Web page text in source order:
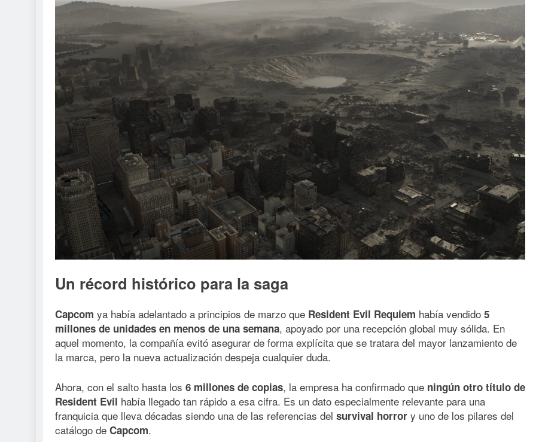
Un récord histórico para la saga
Capcom ya había adelantado a principios de marzo que Resident Evil Requiem había vendido 5
millones de unidades en menos de una semana, apoyado por una recepción global muy sólida. En
aquel momento, la compañía evitó asegurar de forma explícita que se tratara del mayor lanzamiento de
la marca, pero la nueva actualización despeja cualquier duda.
Ahora, con el salto hasta los 6 millones de copias, la empresa ha confirmado que ningún otro título de
Resident Evil había llegado tan rápido a esa cifra. Es un dato especialmente relevante para una
franquicia que lleva décadas siendo una de las referencias del survival horror y uno de los pilares del
catálogo de Capcom.